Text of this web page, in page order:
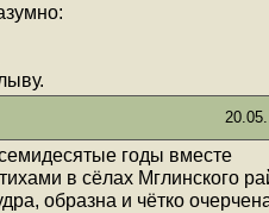
годы вместе
в сёлах Мглинского
образна и чётко